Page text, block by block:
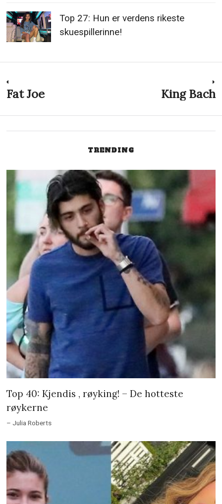
Top 27: Hun er verdens rikeste
skuespillerinne!
Innleggsnavigasjon
Previous
Fat Joe King Bach
TRENDING
Top 40: Kjendis , røyking! – De hotteste
røykerne
– Julia Roberts